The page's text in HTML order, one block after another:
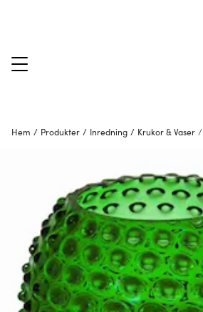
Hem / Produkter / Inredning / Krukor & Vaser /